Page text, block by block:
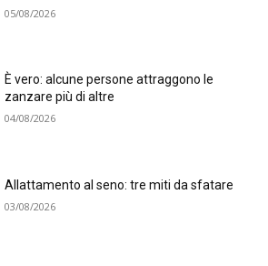
05/08/2026
È vero: alcune persone attraggono le
zanzare più di altre
04/08/2026
Allattamento al seno: tre miti da sfatare
03/08/2026